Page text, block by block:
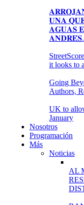
𝐔𝐍𝐀
𝐀𝐆𝐔𝐀𝐒
𝐀𝐍𝐃𝐑𝐄́𝐒.
it looks to
Going
Authors,
UK to
January
Nosotros
Programación
Más
Noticias
AL